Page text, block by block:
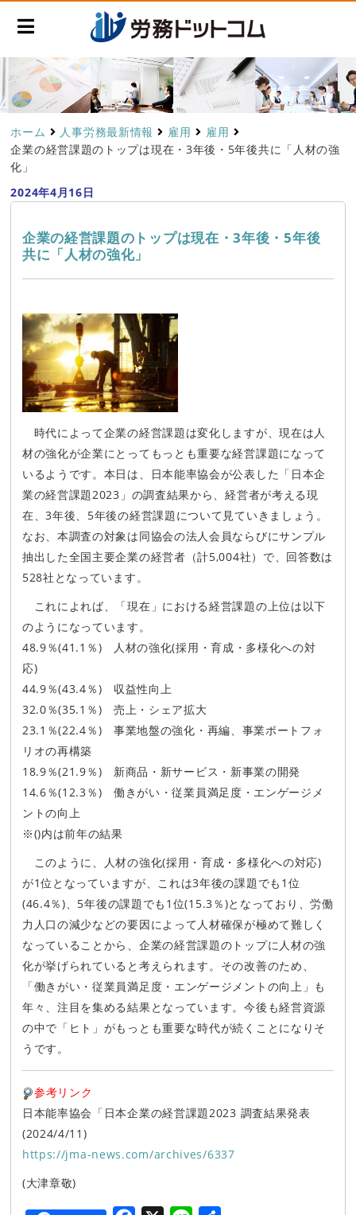
ホーム 人事労務最新情報 雇用
雇用
企業の経営課題のトップは現在・3年後・5年後共に「人材の強
化」
2024年4月16日
企業の経営課題のトップは現在・3年後・5年後
共に「人材の強化」
時代によって企業の経営課題は変化しますが、現在は人
材の強化が企業にとってもっとも重要な経営課題になって
いるようです。本日は、日本能率協会が公表した「日本企
業の経営課題2023」の調査結果から、経営者が考える現
在、3年後、5年後の経営課題について見ていきましょう。
なお、本調査の対象は同協会の法人会員ならびにサンプル
抽出した全国主要企業の経営者（計5,004社）で、回答数は
528社となっています。
これによれば、「現在」における経営課題の上位は以下
のようになっています。
48.9％(41.1％) 人材の強化(採用・育成・多様化への対
応)
44.9％(43.4％) 収益性向上
32.0％(35.1％) 売上・シェア拡大
23.1％(22.4％) 事業地盤の強化・再編、事業ポートフォ
リオの再構築
18.9％(21.9％) 新商品・新サービス・新事業の開発
14.6％(12.3％) 働きがい・従業員満足度・エンゲージメ
ントの向上
※()内は前年の結果
このように、人材の強化(採用・育成・多様化への対応)
が1位となっていますが、これは3年後の課題でも1位
(46.4％)、5年後の課題でも1位(15.3％)となっており、労働
力人口の減少などの要因によって人材確保が極めて難しく
なっていることから、企業の経営課題のトップに人材の強
化が挙げられていると考えられます。その改善のため、
「働きがい・従業員満足度・エンゲージメントの向上」も
年々、注目を集める結果となっています。今後も経営資源
の中で「ヒト」がもっとも重要な時代が続くことになりそ
うです。
参考リンク
日本能率協会「日本企業の経営課題2023 調査結果発表
(2024/4/11)
https://jma-news.com/archives/6337
(大津章敬)